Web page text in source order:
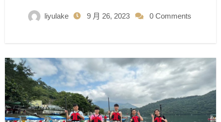
liyulake 9 月 26, 2023 0 Comments